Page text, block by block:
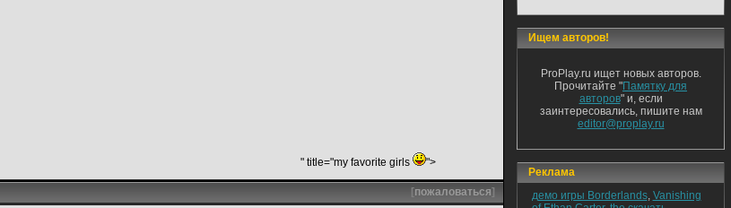
" title="my favorite girls ">
[пожаловаться]
Ищем авторов!
ProPlay.ru ищет новых авторов.
Прочитайте "Памятку для
авторов" и, если
заинтересовались, пишите нам
editor@proplay.ru
Реклама
демо игры Borderlands, Vanishing